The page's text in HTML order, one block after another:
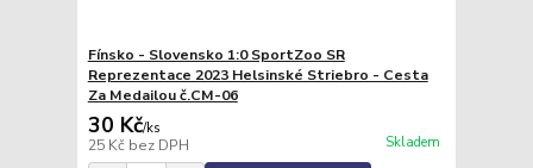
Fínsko - Slovensko 1:0 SportZoo SR
Reprezentace 2023 Helsinské Striebro - Cesta
Za Medailou č.CM-06
30 Kč/ks
25 Kč bez DPH Skladem